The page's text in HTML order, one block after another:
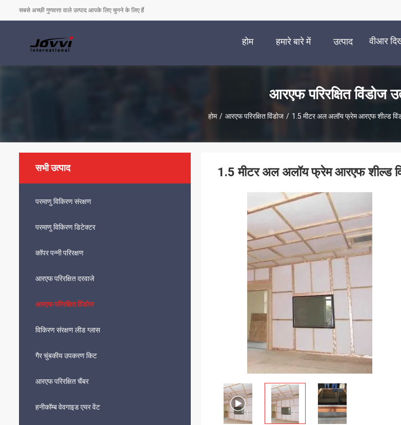
सबसे अच्छी गुणवत्ता वाले उत्पाद आपके लिए चुनने के लिए हैं
होम हमारे बारे में उत्पाद वीआर
आरएफ परिरक्षित विंडोज
होम / आरएफ परिरक्षित विंडोज / 1.5 मीटर अल अलॉय फ्रेम आरएफ शील्ड
सभी उत्पाद
परमाणु विकिरण संरक्षण
परमाणु विकिरण डिटेक्टर
कॉपर पन्नी परिरक्षण
आरएफ परिरक्षित दरवाजे
आरएफ परिरक्षित विंडोज
विकिरण संरक्षण लीड ग्लास
गैर चुंबकीय उपकरण किट
आरएफ परिरक्षित चैंबर
हनीकॉम्ब वेवगाइड एयर वेंट
1.5 मीटर अल अलॉय फ्रेम आरएफ शील्ड